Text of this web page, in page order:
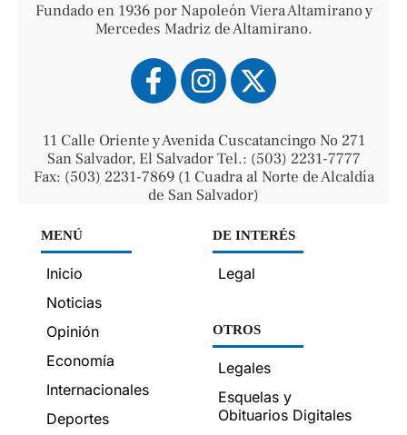
Fundado en 1936 por Napoleón Viera Altamirano y
Mercedes Madriz de Altamirano.
11 Calle Oriente y Avenida Cuscatancingo No 271
San Salvador, El Salvador Tel.: (503) 2231-7777
Fax: (503) 2231-7869 (1 Cuadra al Norte de Alcaldía
de San Salvador)
MENÚ
Inicio
Noticias
Opinión
Economía
Internacionales
Deportes
DE INTERÉS
Legal
OTROS
Legales
Esquelas y
Obituarios Digitales